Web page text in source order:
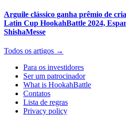
Arguile clássico ganha prêmio de
Latin Cup HookahBattle 2024,
ShishaMesse
Todos os artigos →
Para os investidores
Ser um patrocinador
What is HookahBattle
Contatos
Lista de regras
Privacy policy